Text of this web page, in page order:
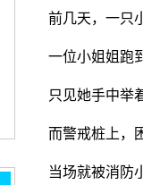
前几天，一只
一位小姐姐跑
只见她手中举
而警戒桩上，
当场就被消防